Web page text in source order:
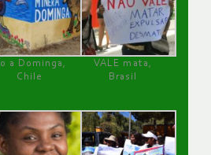
a Dominga,
Chile
VALE mata,
Brasil